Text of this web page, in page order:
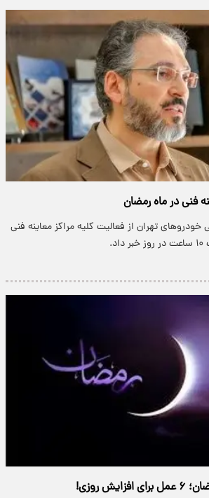
فنی در ماه رمضان
خودروهای تهران از فعالیت کلیه مراکز معاینه فنی
روزی!